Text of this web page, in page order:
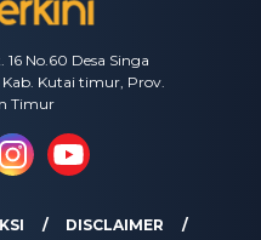
No.60 Desa Singa
Kutai timur, Prov.
Timur
DISCLAIMER